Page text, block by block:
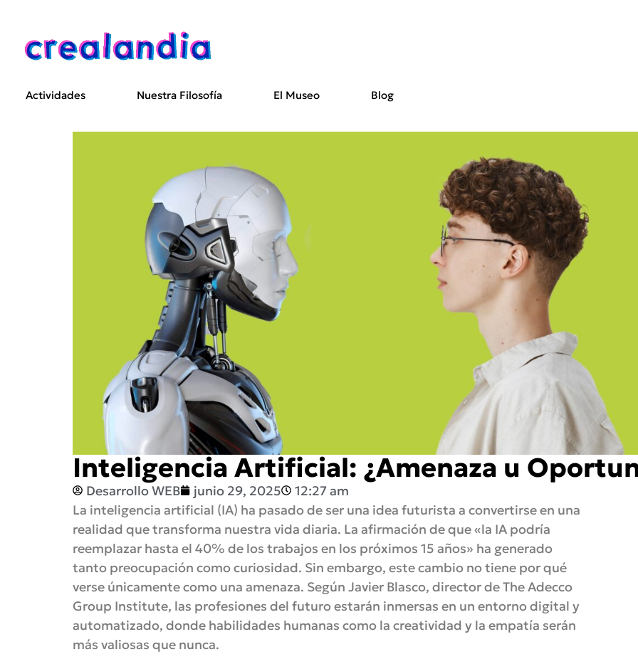
Actividades Nuestra Filosofía El Museo Blog
Inteligencia Artificial: ¿Amenaza u
Desarrollo WEB junio 29, 2025
12:27 am
La inteligencia artificial (IA) ha pasado de ser una idea futurista a convertirse en una
realidad que transforma nuestra vida diaria. La afirmación de que «la IA podría
reemplazar hasta el 40% de los trabajos en los próximos 15 años» ha generado
tanto preocupación como curiosidad. Sin embargo, este cambio no tiene por qué
verse únicamente como una amenaza. Según Javier Blasco, director de The Adecco
Group Institute, las profesiones del futuro estarán inmersas en un entorno digital y
automatizado, donde habilidades humanas como la creatividad y la empatía serán
más valiosas que nunca.